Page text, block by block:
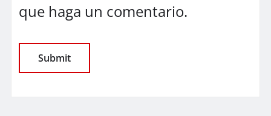
que haga un comentario.